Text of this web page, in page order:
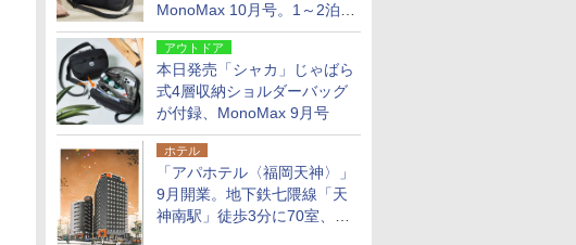
MonoMax 10月号。1～2泊の
荷物、キャリーオンも可能
アウトドア
本日発売「シャカ」じゃばら
式4層収納ショルダーバッグ
が付録、MonoMax 9月号
ホテル
「アパホテル〈福岡天神〉」
9月開業。地下鉄七隈線「天
神南駅」徒歩3分に70室、エ